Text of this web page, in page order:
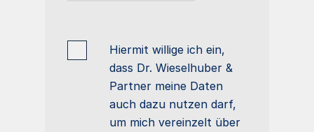
Hiermit willige ich ein,
dass Dr. Wieselhuber &
Partner meine Daten
auch dazu nutzen darf,
um mich vereinzelt über